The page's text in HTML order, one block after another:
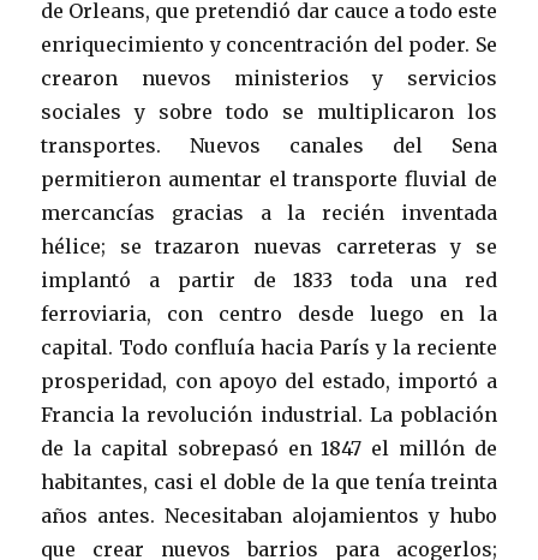
de Orleans, que pretendió dar cauce a todo este
enriquecimiento y concentración del poder. Se
crearon nuevos ministerios y servicios
sociales y sobre todo se multiplicaron los
transportes. Nuevos canales del Sena
permitieron aumentar el transporte fluvial de
mercancías gracias a la recién inventada
hélice; se trazaron nuevas carreteras y se
implantó a partir de 1833 toda una red
ferroviaria, con centro desde luego en la
capital. Todo confluía hacia París y la reciente
prosperidad, con apoyo del estado, importó a
Francia la revolución industrial. La población
de la capital sobrepasó en 1847 el millón de
habitantes, casi el doble de la que tenía treinta
años antes. Necesitaban alojamientos y hubo
que crear nuevos barrios para acogerlos;